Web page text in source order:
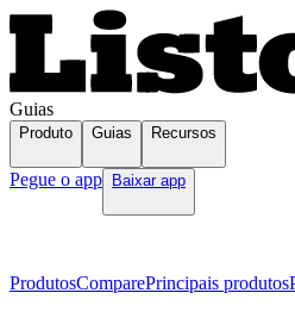
Guias
Produto Guias Recursos
Pegue o app Baixar app
ProdutosComparePrincipais produtos